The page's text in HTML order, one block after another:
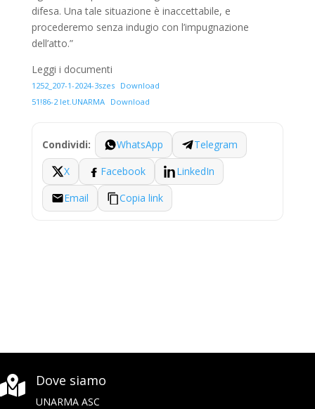
difesa. Una tale situazione è inaccettabile, e
procederemo senza indugio con l’impugnazione
dell’atto.”
Leggi i documenti
1252_207-1-2024-3szes
Download
51!86-2 let.UNARMA
Download
Condividi: WhatsApp
Telegram
X
Facebook
LinkedIn
Email
Copia link
 Dove siamo
UNARMA ASC